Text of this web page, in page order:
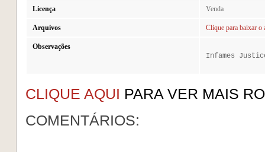
Licença Venda
Arquivos Clique para baixar o
Observações
Infames
CLIQUE AQUI PARA VER MAIS
COMENTÁRIOS: